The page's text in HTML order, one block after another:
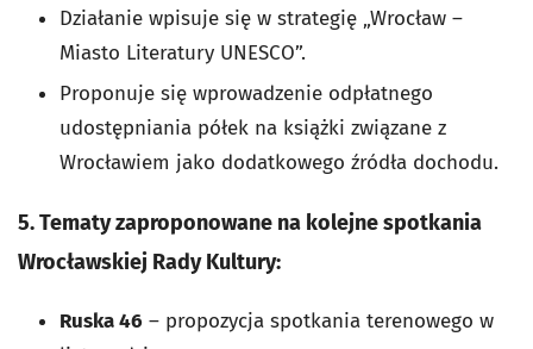
Działanie wpisuje się w strategię „Wrocław –
Miasto Literatury UNESCO”.
Proponuje się wprowadzenie odpłatnego
udostępniania półek na książki związane z
Wrocławiem jako dodatkowego źródła dochodu.
5. Tematy zaproponowane na kolejne spotkania
Wrocławskiej Rady Kultury:
Ruska 46 – propozycja spotkania terenowego w